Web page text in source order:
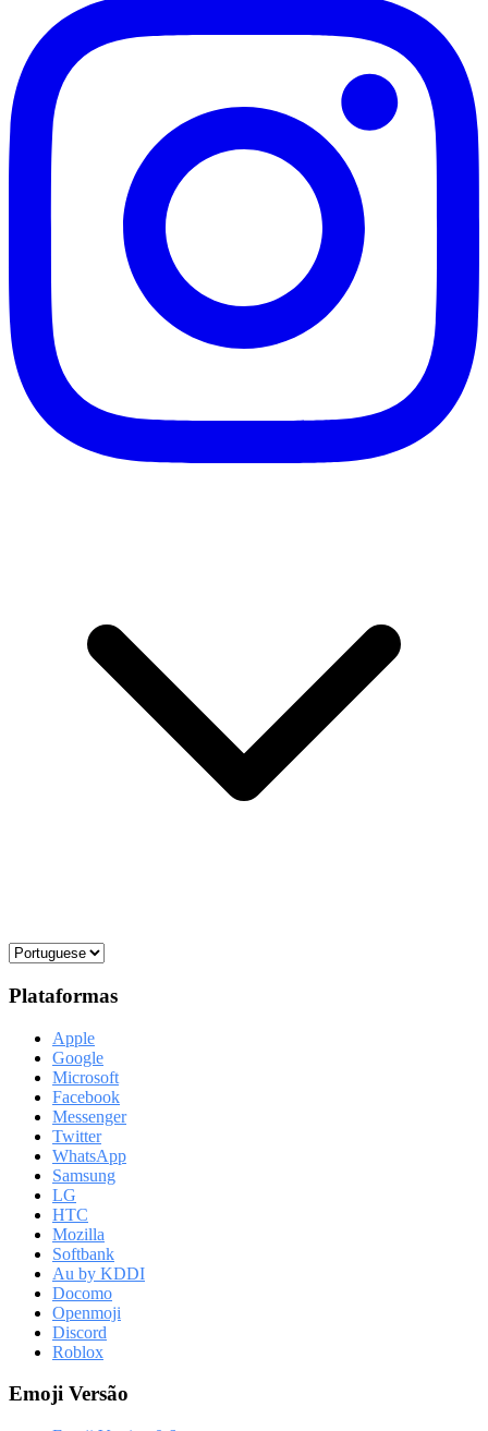
Plataformas
Apple
Google
Microsoft
Facebook
Messenger
Twitter
WhatsApp
Samsung
LG
HTC
Mozilla
Softbank
Au by KDDI
Docomo
Openmoji
Discord
Roblox
Emoji Versão